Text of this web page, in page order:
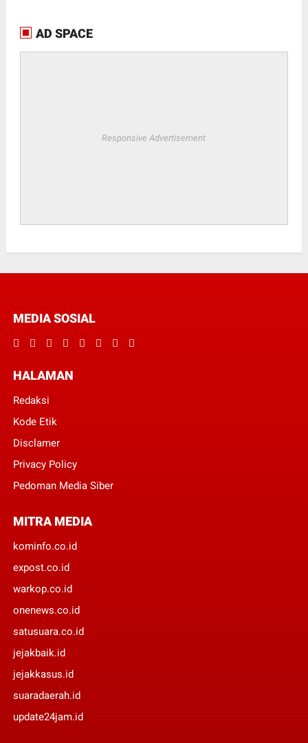
AD SPACE
Responsive Advertisement
MEDIA SOSIAL
HALAMAN
Redaksi
Kode Etik
Disclamer
Privacy Policy
Pedoman Media Siber
MITRA MEDIA
kominfo.co.id
expost.co.id
warkop.co.id
onenews.co.id
satusuara.co.id
jejakbaik.id
jejakkasus.id
suaradaerah.id
update24jam.id